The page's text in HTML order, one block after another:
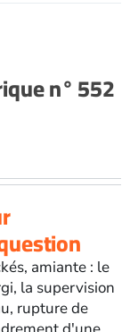
n° 552
amiante : le
la supervision
rupture de